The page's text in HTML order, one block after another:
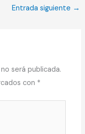
Entrada siguiente →
será publicada.
con *